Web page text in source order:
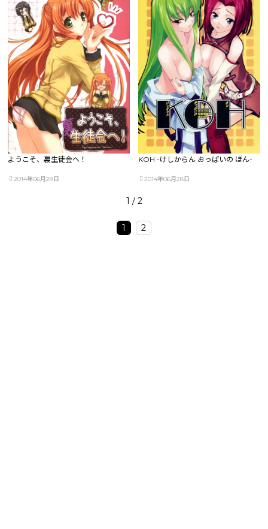
ようこそ、裏生徒会へ！
2014年06月28日
KOH -けしからん おっぱいの ほん-
2014年06月28日
1 / 2
1 2